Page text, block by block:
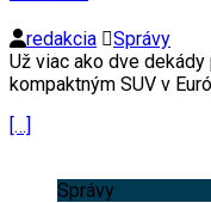
redakcia
Správy
Už viac ako dve dekády
kompaktným SUV v
[…]
Správy